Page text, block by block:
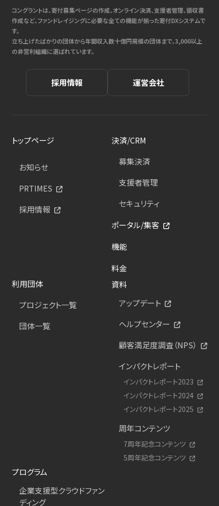
コングラントは、寄付募集ページの作成、オンライン決済、支援者管理、領収書
作成など、ファンドレイジングに必要な全ての機能が揃った寄付DXシステムで
す。
立ち上げたばかりの団体から年間収入数十億円規模の団体まで、3,000以上
の非営利組織に選ばれています。
採用情報 運営会社
トップページ
お知らせ
PRTIMES
採用情報
決済/CRM
募集決済
支援者管理
セキュリティ
ポータル/集客
機能
料金
利用団体
プロジェクト一覧
団体一覧
資料
アップデート
ヘルプセンター
顧客満足度調査（NPS）
インパクトレポート
インパクトレポート2023
インパクトレポート2024
インパクトレポート2025
周年コンテンツ
7周年記念コンテンツ
5周年記念コンテンツ
プログラム
企業支援型クラウドファン
ディング